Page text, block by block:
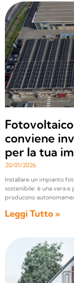
conviene
per la tua
20/01/2026
Installare un impianto
sostenibile: è una vera
producono
Leggi Tutto »